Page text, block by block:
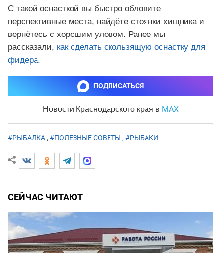
С такой оснасткой вы быстро обловите
перспективные места, найдёте стоянки хищника и
вернётесь с хорошим уловом. Ранее мы
рассказали, как сделать скользящую оснастку для
фидера.
ПОДПИСАТЬСЯ
Новости Краснодарского края в MAX
#РЫБАЛКА , #ПОЛЕЗНЫЕ СОВЕТЫ , #РЫБАКИ
СЕЙЧАС ЧИТАЮТ